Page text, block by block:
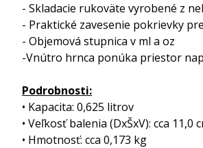
- Skladacie rukoväte vyrobené z
- Praktické zavesenie pokrievky
- Objemová stupnica v ml a oz
-Vnútro hrnca ponúka priestor
Podrobnosti:
• Kapacita: 0,625 litrov
• Veľkosť balenia (DxŠxV): cca 11,0
• Hmotnosť: cca 0,173 kg